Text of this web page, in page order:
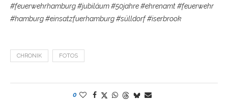
#feuerwehrhamburg #jubiläum #50jahre #ehrenamt #feuerwehr
#hamburg #einsatzfuerhamburg #sülldorf #iserbrook
CHRONIK FOTOS
0